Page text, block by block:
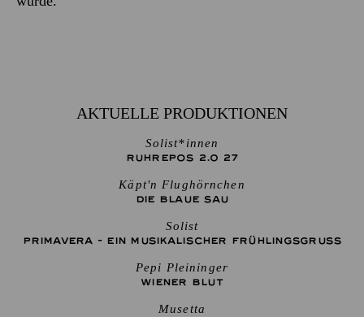
AKTUELLE PRODUKTIONEN
Solist*innen
RUHREPOS 2.0 27
Käpt'n Flughörnchen
DIE BLAUE SAU
Solist
PRIMAVERA - EIN MUSIKALISCHER FRÜHLINGSGRUSS
Pepi Pleininger
WIENER BLUT
Musetta